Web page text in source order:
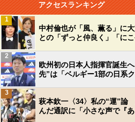
アクセスランキング
中村倫也が「風、薫る」に
との「ずっと仲良く」「に
1
欧州初の日本人指揮官誕生
先”は「ベルギー1部の日系
2
萩本欽一〈34〉私の“運”論
んだ通訳に「小さな声で『あ
3